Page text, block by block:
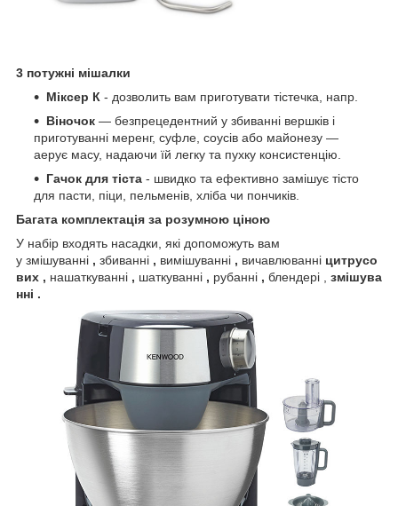
3 потужні мішалки
Міксер К - дозволить вам приготувати тістечка, напр.
Віночок — безпрецедентний у збиванні вершків і
приготуванні меренг, суфле, соусів або майонезу —
аерує масу, надаючи їй легку та пухку консистенцію.
Гачок для тіста - швидко та ефективно замішує тісто
для пасти, піци, пельменів, хліба чи пончиків.
Багата комплектація за розумною ціною
У набір входять насадки, які допоможуть вам
у змішуванні , збиванні , вимішуванні , вичавлюванні цитрусо
вих , нашаткуванні , шаткуванні , рубанні , блендері , змішува
нні .